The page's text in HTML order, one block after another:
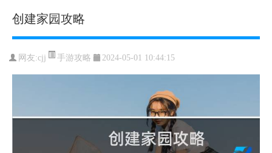
创建家园攻略
网友:cjj 手游攻略 2024-05-01 10:44:15